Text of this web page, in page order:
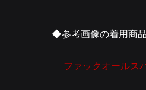
◆参考画像の着用商品
ファックオールス